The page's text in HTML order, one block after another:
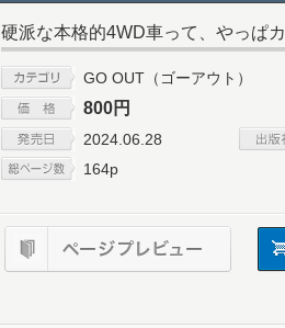
硬派な本格的4WD車って、やっぱ
GO OUT（ゴーアウト）
800円
2024.06.28
164p